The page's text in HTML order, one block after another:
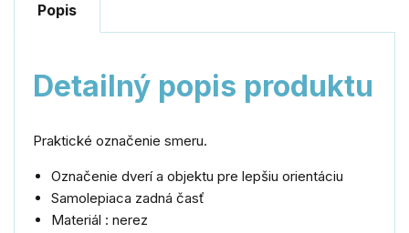
Popis
Detailný popis produktu
Praktické označenie smeru.
Označenie dverí a objektu pre lepšiu orientáciu
Samolepiaca zadná časť
Materiál : nerez